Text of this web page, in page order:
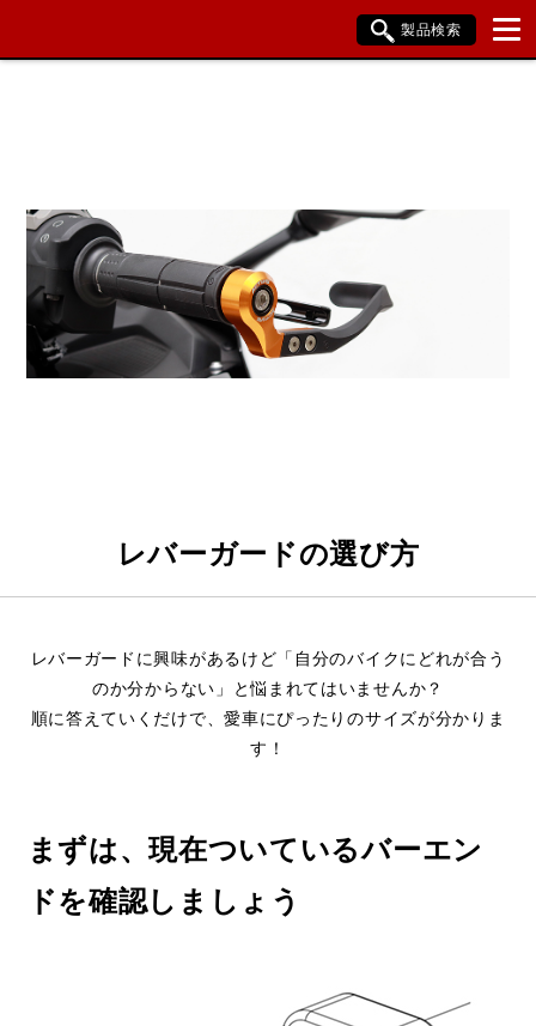
製品検索
HONDA SUZUKI
KAWASAKI BMW
HARLEY DAVIDSON KTM TRIUMPH
レバーガードの選び方
レバーガードに興味があるけど「自分のバイクにどれが合う
のか分からない」と悩まれてはいませんか？
順に答えていくだけで、愛車にぴったりのサイズが分かりま
す！
まずは、現在ついているバーエン
ドを確認しましょう